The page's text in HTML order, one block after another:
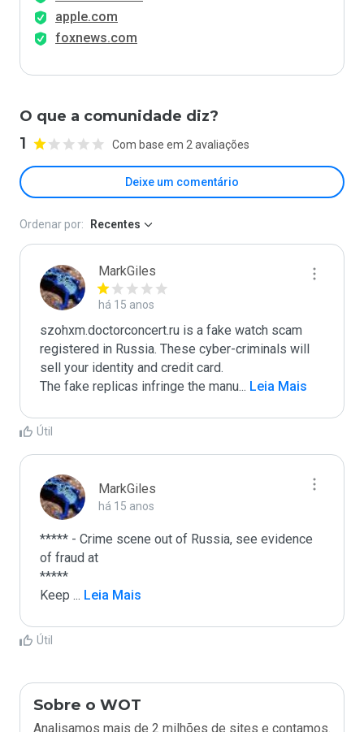
apple.com
foxnews.com
O que a comunidade diz?
1 Com base em 2 avaliações
Deixe um comentário
Ordenar por: Recentes
MarkGiles
há 15 anos
szohxm.doctorconcert.ru is a fake watch scam
registered in Russia. These cyber-criminals will
sell your identity and credit card.
The fake replicas infringe the manu... Leia Mais
Útil
MarkGiles
há 15 anos
***** - Crime scene out of Russia, see evidence
of fraud at
*****
Keep ... Leia Mais
Útil
Sobre o WOT
Analisamos mais de 2 milhões de sites e contamos.